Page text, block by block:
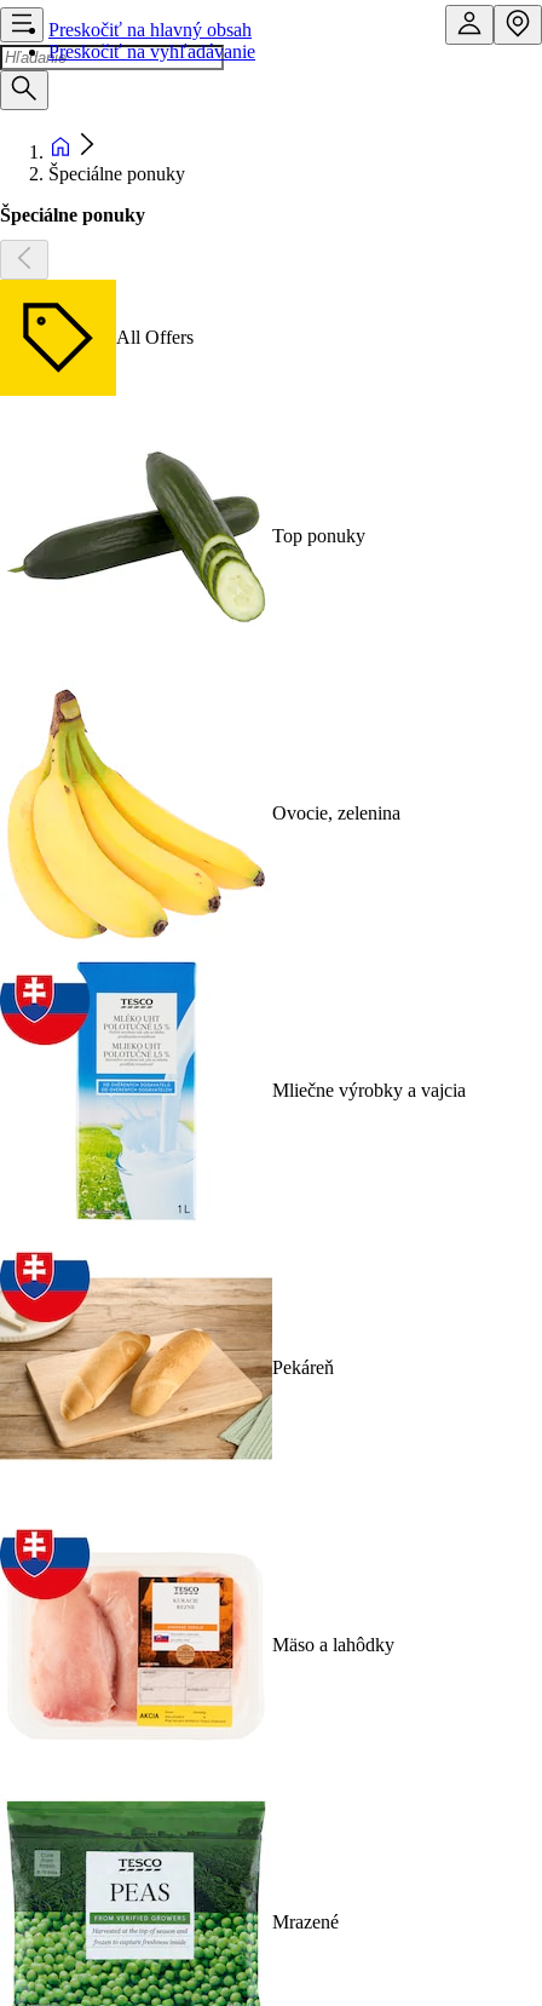
Preskočiť na hlavný obsah
Preskočiť na vyhľadávanie
Špeciálne ponuky
Špeciálne ponuky
All Offers
Top ponuky
Ovocie, zelenina
Mliečne výrobky a vajcia
Pekáreň
Mäso a lahôdky
Mrazené